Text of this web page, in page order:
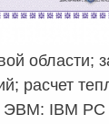
области;
расчет
ЭВМ: IBM